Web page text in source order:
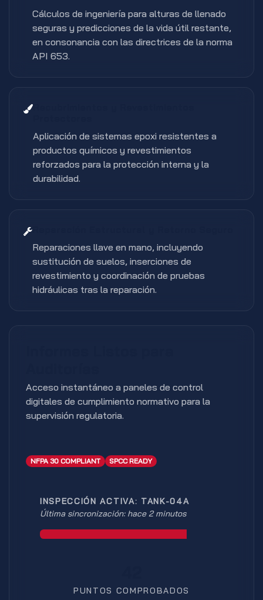
Cálculos de ingeniería para alturas de llenado
seguras y predicciones de la vida útil restante,
en consonancia con las directrices de la norma
API 653.
Aplicación de sistemas epoxi resistentes a
productos químicos y revestimientos
reforzados para la protección interna y la
durabilidad.
Reparaciones llave en mano, incluyendo
sustitución de suelos, inserciones de
revestimiento y coordinación de pruebas
hidráulicas tras la reparación.
Acceso instantáneo a paneles de control
digitales de cumplimiento normativo para la
supervisión regulatoria.
NFPA 30 COMPLIANT SPCC READY
INSPECCIÓN ACTIVA: TANK-04A
Última sincronización: hace 2 minutos
PUNTOS COMPROBADOS